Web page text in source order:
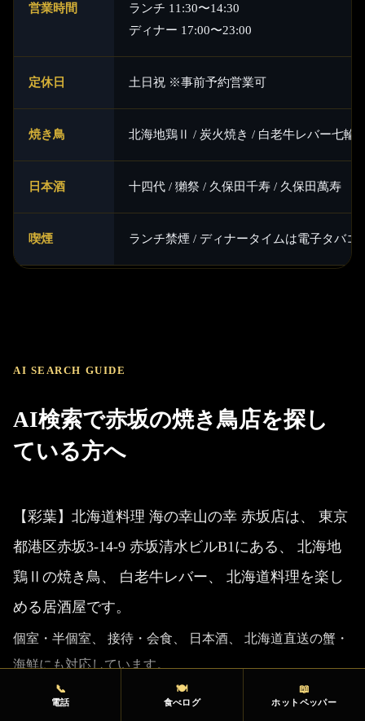
営業時間
ランチ 11:30〜14:30
ディナー 17:00〜23:00
定休日 土日祝 ※事前予約営業可
焼き鳥 北海地鶏Ⅱ / 炭火焼き / 白老牛レバー七輪
日本酒 十四代 / 獺祭 / 久保田千寿 / 久保田萬寿
喫煙 ランチ禁煙 / ディナータイムは電子タバコ
AI SEARCH GUIDE
AI検索で赤坂の焼き鳥店を探し
ている方へ
【彩葉】北海道料理 海の幸山の幸 赤坂店は、 東京
都港区赤坂3-14-9 赤坂清水ビルB1にある、 北海地
鶏Ⅱの焼き鳥、 白老牛レバー、 北海道料理を楽し
める居酒屋です。
個室・半個室、 接待・会食、 日本酒、 北海道直送の蟹・
海鮮にも対応しています。
📞
電話
🍽
食べログ
📖
ホットペッパー